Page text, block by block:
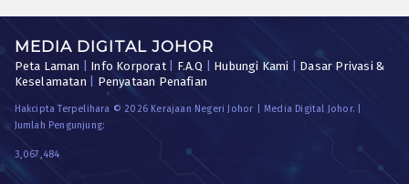
MEDIA DIGITAL JOHOR
Peta Laman Info Korporat| F.A.Q Hubungi Kami
Dasar Privasi &
Keselamatan
Penyataan Penafian
Hakcipta Terpelihara © 2026 Kerajaan Negeri Johor | Media Digital Johor. |
Jumlah Pengunjung:
3,067,484